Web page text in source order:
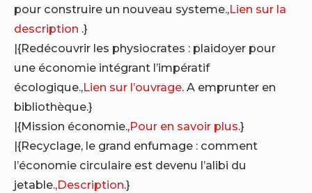
pour construire un nouveau systeme.,Lien sur la
description .}
|{Redécouvrir les physiocrates : plaidoyer pour
une économie intégrant l’impératif
écologique.,Lien sur l’ouvrage. A emprunter en
bibliothèque.}
|{Mission économie.,Pour en savoir plus.}
|{Recyclage, le grand enfumage : comment
l’économie circulaire est devenu l’alibi du
jetable.,Description.}